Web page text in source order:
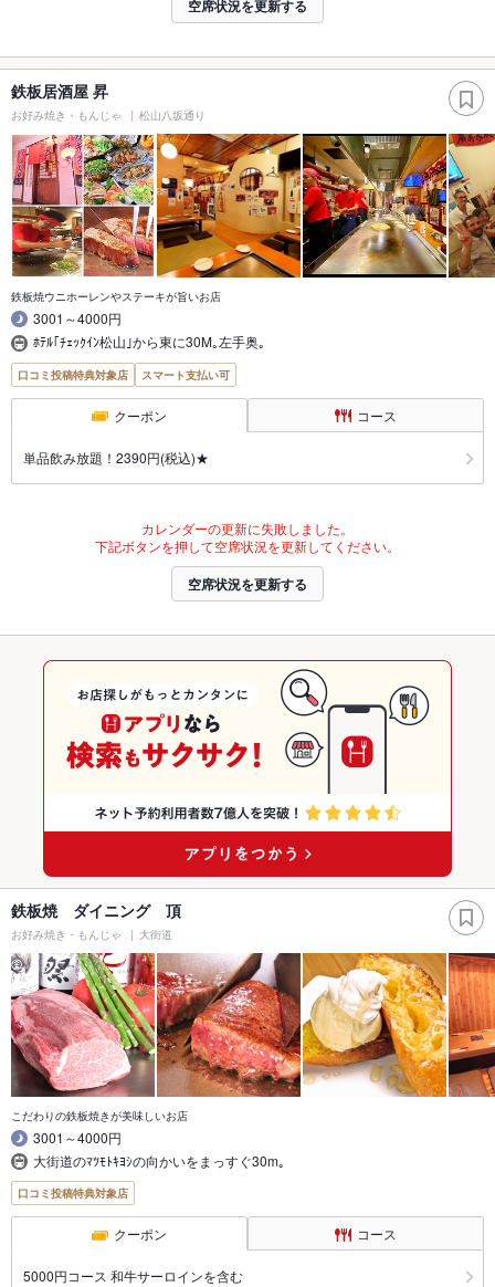
空席状況を更新する
鉄板居酒屋 昇
お好み焼き・もんじゃ 松山八坂通り
鉄板焼ウニホーレンやステーキが旨いお店
3001～4000円
ﾎﾃﾙ｢ﾁｪｯｸｲﾝ松山｣から東に30M｡左手奥｡
口コミ投稿特典対象店 スマート支払い可
クーポン コース
単品飲み放題！2390円(税込)★
カレンダーの更新に失敗しました。
下記ボタンを押して空席状況を更新してください。
空席状況を更新する
鉄板焼 ダイニング 頂
お好み焼き・もんじゃ 大街道
こだわりの鉄板焼きが美味しいお店
3001～4000円
大街道のﾏﾂﾓﾄｷﾖｼの向かいをまっすぐ30m｡
口コミ投稿特典対象店
クーポン コース
5000円コース 和牛サーロインを含む